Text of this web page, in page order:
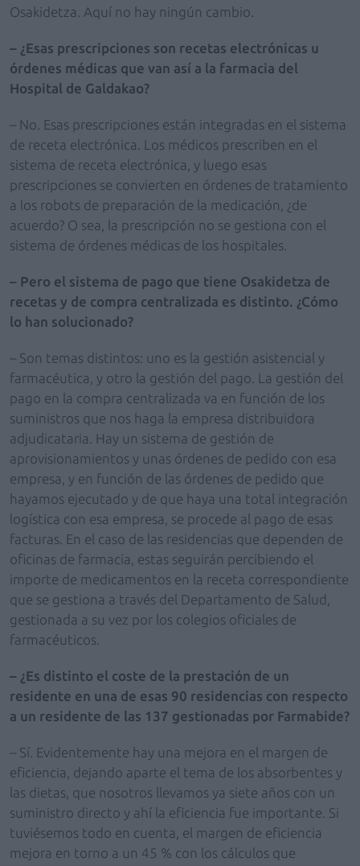
Osakidetza. Aquí no hay ningún cambio.
– ¿Esas prescripciones son recetas electrónicas u
órdenes médicas que van así a la farmacia del
Hospital de Galdakao?
– No. Esas prescripciones están integradas en el sistema
de receta electrónica. Los médicos prescriben en el
sistema de receta electrónica, y luego esas
prescripciones se convierten en órdenes de tratamiento
a los robots de preparación de la medicación, ¿de
acuerdo? O sea, la prescripción no se gestiona con el
sistema de órdenes médicas de los hospitales.
– Pero el sistema de pago que tiene Osakidetza de
recetas y de compra centralizada es distinto. ¿Cómo
lo han solucionado?
– Son temas distintos: uno es la gestión asistencial y
farmacéutica, y otro la gestión del pago. La gestión del
pago en la compra centralizada va en función de los
suministros que nos haga la empresa distribuidora
adjudicataria. Hay un sistema de gestión de
aprovisionamientos y unas órdenes de pedido con esa
empresa, y en función de las órdenes de pedido que
hayamos ejecutado y de que haya una total integración
logística con esa empresa, se procede al pago de esas
facturas. En el caso de las residencias que dependen de
oficinas de farmacia, estas seguirán percibiendo el
importe de medicamentos en la receta correspondiente
que se gestiona a través del Departamento de Salud,
gestionada a su vez por los colegios oficiales de
farmacéuticos.
– ¿Es distinto el coste de la prestación de un
residente en una de esas 90 residencias con respecto
a un residente de las 137 gestionadas por Farmabide?
– Sí. Evidentemente hay una mejora en el margen de
eficiencia, dejando aparte el tema de los absorbentes y
las dietas, que nosotros llevamos ya siete años con un
suministro directo y ahí la eficiencia fue importante. Si
tuviésemos todo en cuenta, el margen de eficiencia
mejora en torno a un 45 % con los cálculos que